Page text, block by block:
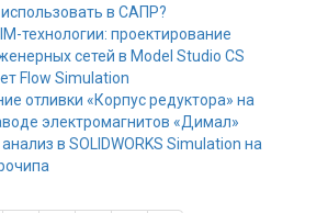
в САПР?
технологии: проектирование
сетей в Model Studio CS
Flow Simulation
отливки «Корпус редуктора» на
электромагнитов «Димал»
в SOLIDWORKS Simulation на